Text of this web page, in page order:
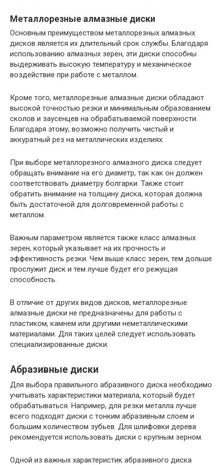
Металлорезные алмазные диски
Основным преимуществом металлорезных алмазных
дисков является их длительный срок службы. Благодаря
использованию алмазных зерен, эти диски способны
выдерживать высокую температуру и механическое
воздействие при работе с металлом.
Кроме того, металлорезные алмазные диски обладают
высокой точностью резки и минимальным образованием
сколов и заусенцев на обрабатываемой поверхности.
Благодаря этому, возможно получить чистый и
аккуратный рез на металлических изделиях.
При выборе металлорезного алмазного диска следует
обращать внимание на его диаметр, так как он должен
соответствовать диаметру болгарки. Также стоит
обратить внимание на толщину диска, которая должна
быть достаточной для долговременной работы с
металлом.
Важным параметром является также класс алмазных
зерен, который указывает на их прочность и
эффективность резки. Чем выше класс зерен, тем дольше
прослужит диск и тем лучше будет его режущая
способность.
В отличие от других видов дисков, металлорезные
алмазные диски не предназначены для работы с
пластиком, камнем или другими неметаллическими
материалами. Для таких целей следует использовать
специализированные диски.
Абразивные диски
Для выбора правильного абразивного диска необходимо
учитывать характеристики материала, который будет
обрабатываться. Например, для резки металла лучше
всего подходят диски с тонким абразивным слоем и
большим количеством зубьев. Для шлифовки дерева
рекомендуется использовать диски с крупным зерном.
Одной из важных характеристик абразивного диска